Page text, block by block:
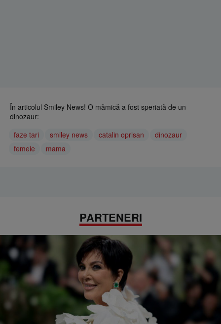
În articolul Smiley News! O mămică a fost speriată de un
dinozaur:
faze tari
smiley news catalin oprisan
dinozaur
femeie
mama
PARTENERI